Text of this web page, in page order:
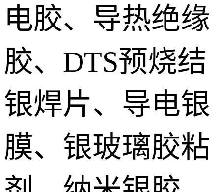
电胶、导热绝缘
胶、DTS预烧结
银焊片、导电银
膜、银玻璃胶粘